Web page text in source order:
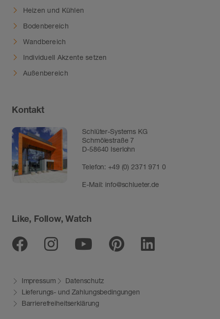
Heizen und Kühlen
Bodenbereich
Wandbereich
Individuell Akzente setzen
Außenbereich
Kontakt
Schlüter-Systems KG
Schmölestraße 7
D-58640 Iserlohn
Telefon:+49 (0) 2371 971 0
E-Mail: info@schlueter.de
Like, Follow, Watch
Facebook
InstagramYoutube
PinterestLinkedin
Impressum
Datenschutz
Lieferungs- und Zahlungsbedingungen
Barrierefreiheitserklärung